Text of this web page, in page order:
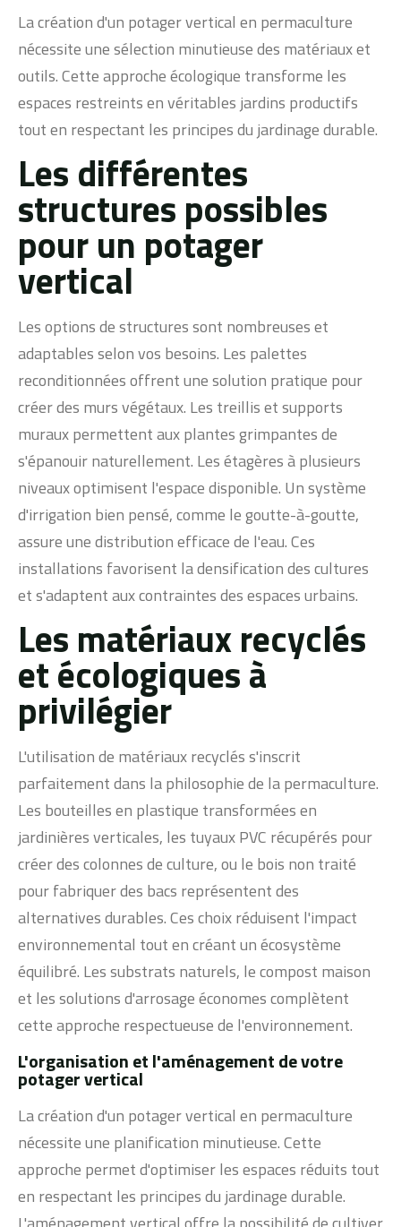
La création d'un potager vertical en permaculture
nécessite une sélection minutieuse des matériaux et
outils. Cette approche écologique transforme les
espaces restreints en véritables jardins productifs
tout en respectant les principes du jardinage durable.
Les différentes
structures possibles
pour un potager
vertical
Les options de structures sont nombreuses et
adaptables selon vos besoins. Les palettes
reconditionnées offrent une solution pratique pour
créer des murs végétaux. Les treillis et supports
muraux permettent aux plantes grimpantes de
s'épanouir naturellement. Les étagères à plusieurs
niveaux optimisent l'espace disponible. Un système
d'irrigation bien pensé, comme le goutte-à-goutte,
assure une distribution efficace de l'eau. Ces
installations favorisent la densification des cultures
et s'adaptent aux contraintes des espaces urbains.
Les matériaux recyclés
et écologiques à
privilégier
L'utilisation de matériaux recyclés s'inscrit
parfaitement dans la philosophie de la permaculture.
Les bouteilles en plastique transformées en
jardinières verticales, les tuyaux PVC récupérés pour
créer des colonnes de culture, ou le bois non traité
pour fabriquer des bacs représentent des
alternatives durables. Ces choix réduisent l'impact
environnemental tout en créant un écosystème
équilibré. Les substrats naturels, le compost maison
et les solutions d'arrosage économes complètent
cette approche respectueuse de l'environnement.
L'organisation et l'aménagement de votre
potager vertical
La création d'un potager vertical en permaculture
nécessite une planification minutieuse. Cette
approche permet d'optimiser les espaces réduits tout
en respectant les principes du jardinage durable.